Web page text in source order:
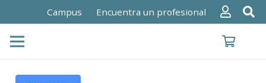
Campus Encuentra un profesional